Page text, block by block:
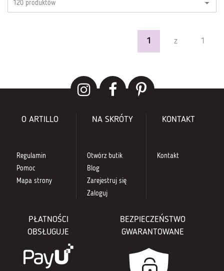
1 z 1
O ARTILLO
Regulamin
Pomoc
Mapa strony
NA SKRÓTY
Otwórz butik
Blog
Zarejestruj się
Zaloguj
KONTAKT
Kontakt
PŁATNOŚCI
OBSŁUGUJE
BEZPIECZEŃSTWO
GWARANTOWANE